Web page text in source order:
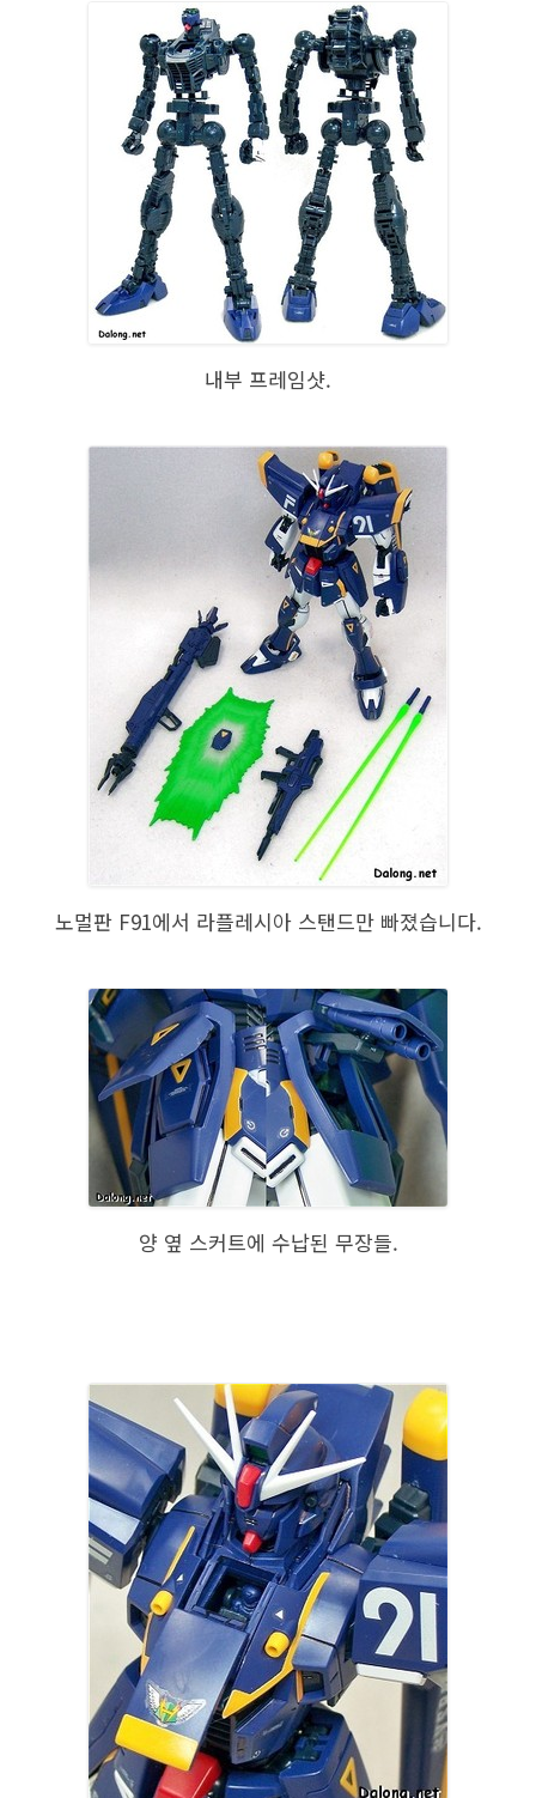
내부 프레임샷.
노멀판 F91에서 라플레시아 스탠드만 빠졌습니다.
양 옆 스커트에 수납된 무장들.